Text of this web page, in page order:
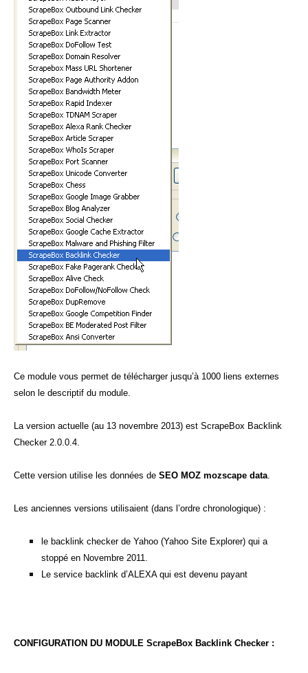
Ce module vous permet de télécharger jusqu’à 1000 liens externes
selon le descriptif du module.
La version actuelle (au 13 novembre 2013) est ScrapeBox Backlink
Checker 2.0.0.4.
Cette version utilise les données de SEO MOZ mozscape data.
Les anciennes versions utilisaient (dans l’ordre chronologique) :
le backlink checker de Yahoo (Yahoo Site Explorer) qui a
stoppé en Novembre 2011.
Le service backlink d’ALEXA qui est devenu payant
CONFIGURATION DU MODULE ScrapeBox Backlink Checker :